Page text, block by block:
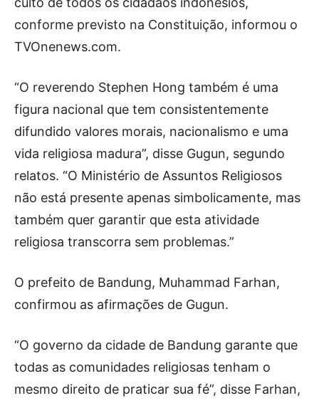
conforme previsto na Constituição, informou o
TVOnenews.com.
“O reverendo Stephen Hong também é uma
figura nacional que tem consistentemente
difundido valores morais, nacionalismo e uma
vida religiosa madura”, disse Gugun, segundo
relatos. “O Ministério de Assuntos Religiosos
não está presente apenas simbolicamente, mas
também quer garantir que esta atividade
religiosa transcorra sem problemas.”
O prefeito de Bandung, Muhammad Farhan,
confirmou as afirmações de Gugun.
“O governo da cidade de Bandung garante que
todas as comunidades religiosas tenham o
mesmo direito de praticar sua fé”, disse Farhan,